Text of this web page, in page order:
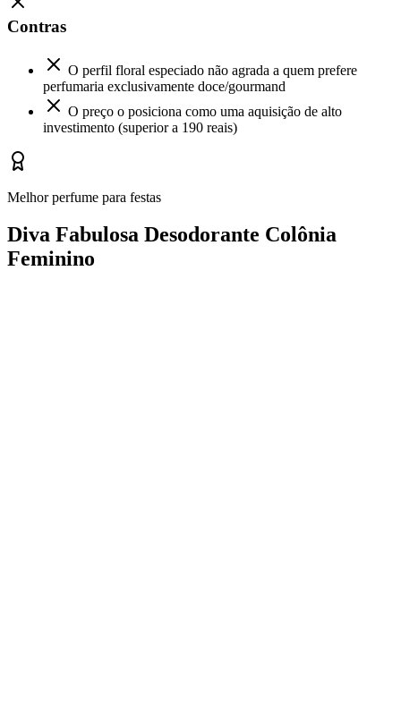
Contras
O perfil floral especiado não agrada a quem prefere
perfumaria exclusivamente doce/gourmand
O preço o posiciona como uma aquisição de alto
investimento (superior a 190 reais)
Melhor perfume para festas
Diva Fabulosa Desodorante Colônia
Feminino